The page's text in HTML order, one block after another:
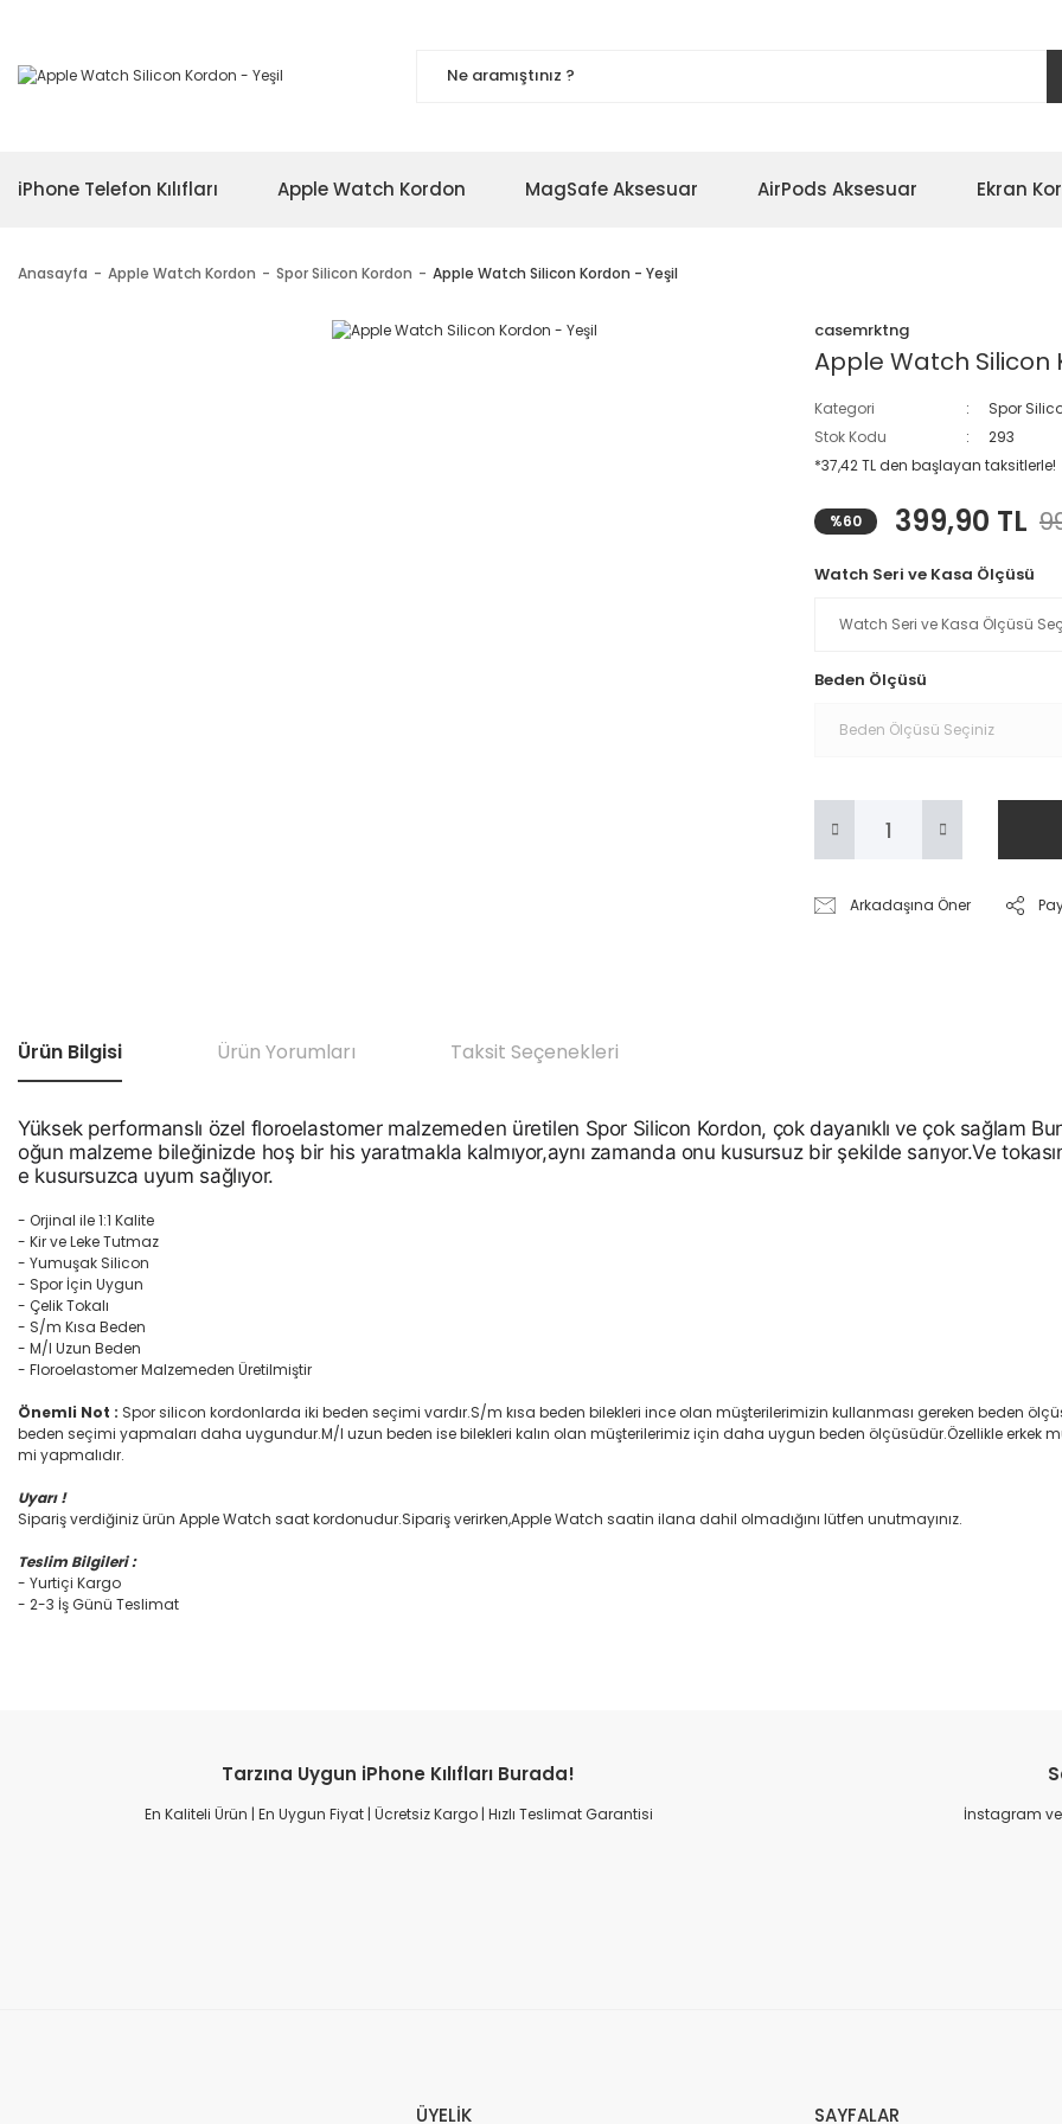
iPhone Telefon Kılıfları Apple Watch Kordon MagSafe Aksesuar AirPods Aksesuar Ekran
Anasayfa Apple Watch Kordon Spor Silicon Kordon Apple Watch Silicon Kordon - Yeşil
casemrktng
Apple Watch Silicon
Kategori
Spor
Stok Kodu
293
*37,42 TL den başlayan taksitlerle!
%60 399,90 TL
Watch Seri ve Kasa Ölçüsü
Beden Ölçüsü
Arkadaşına Öner
Ürün Bilgisi Ürün Yorumları Taksit Seçenekleri
Yüksek performanslı özel floroelastomer malzemeden üretilen Spor Silicon Kordon, çok dayanıklı ve çok sağlam
oğun malzeme bileğinizde hoş bir his yaratmakla kalmıyor,aynı zamanda onu kusursuz bir şekilde sarıyor.Ve
e kusursuzca uyum sağlıyor.
- Orjinal ile 1:1 Kalite
- Kir ve Leke Tutmaz
- Yumuşak Silicon
- Spor İçin Uygun
- Çelik Tokalı
- S/m Kısa Beden
- M/l Uzun Beden
- Floroelastomer Malzemeden Üretilmiştir
Önemli Not : Spor silicon kordonlarda iki beden seçimi vardır.S/m kısa beden bilekleri ince olan müşterilerimizin kullanması gereken beden
beden seçimi yapmaları daha uygundur.M/l uzun beden ise bilekleri kalın olan müşterilerimiz için daha uygun beden ölçüsüdür.Özellikle erkek
mi yapmalıdır.
Uyarı !
Sipariş verdiğiniz ürün Apple Watch saat kordonudur.Sipariş verirken,Apple Watch saatin ilana dahil olmadığını lütfen unutmayınız.
Teslim Bilgileri :
- Yurtiçi Kargo
- 2-3 İş Günü Teslimat
Tarzına Uygun iPhone Kılıfları Burada!
En Kaliteli Ürün | En Uygun Fiyat | Ücretsiz Kargo | Hızlı Teslimat Garantisi İnstagram ve
ÜYELİK SAYFALAR